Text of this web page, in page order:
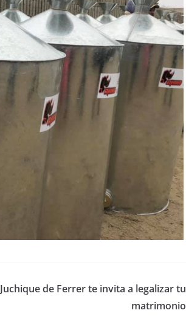
Juchique de Ferrer te invita a legalizar tu
matrimonio